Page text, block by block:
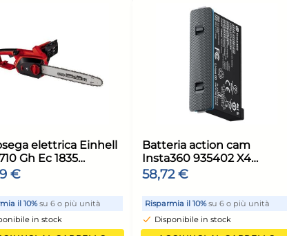
AGGIUNGI AL CARRELLO
Giorno stimato per la spedizione:
Lunedì, 10 Agosto